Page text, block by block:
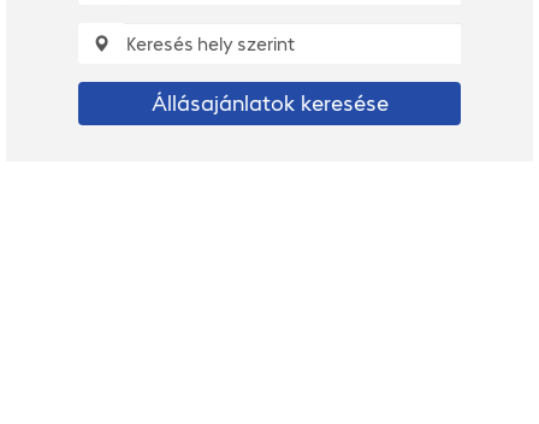
Állásajánlatok keresése